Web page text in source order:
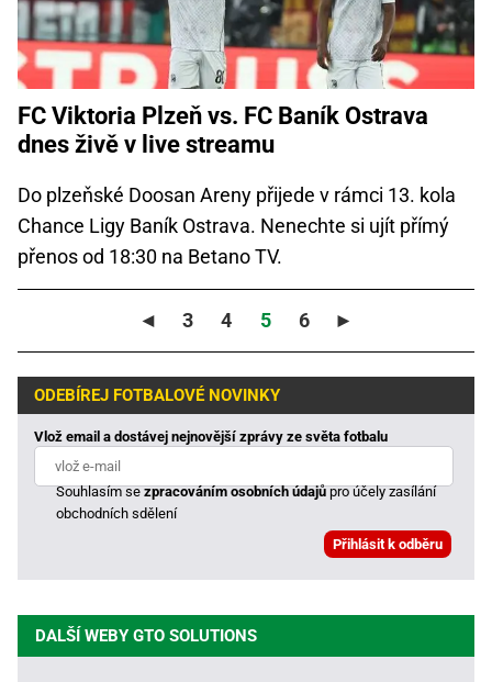
FC Viktoria Plzeň vs. FC Baník Ostrava
dnes živě v live streamu
Do plzeňské Doosan Areny přijede v rámci 13. kola
Chance Ligy Baník Ostrava. Nenechte si ujít přímý
přenos od 18:30 na Betano TV.
◄ 3 4 5 6 ►
ODEBÍREJ FOTBALOVÉ NOVINKY
Vlož email a dostávej nejnovější zprávy ze světa fotbalu
Souhlasím sezpracováním osobních údajůpro účely zasílání
obchodních sdělení
DALŠÍ WEBY GTO SOLUTIONS